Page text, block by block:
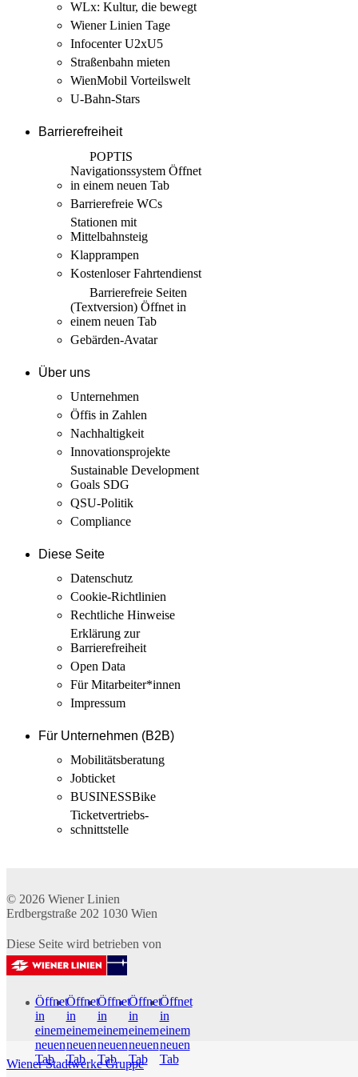
WLx: Kultur, die bewegt
Wiener Linien Tage
Infocenter U2xU5
Straßenbahn mieten
WienMobil Vorteilswelt
U-Bahn-Stars
Barrierefreiheit
POPTIS
Navigationssystem Öffnet
in einem neuen Tab
Barrierefreie WCs
Stationen mit
Mittelbahnsteig
Klapprampen
Kostenloser Fahrtendienst
Barrierefreie Seiten
(Textversion) Öffnet in
einem neuen Tab
Gebärden-Avatar
Über uns
Unternehmen
Öffis in Zahlen
Nachhaltigkeit
Innovations­projekte
Sustainable Development
Goals SDG
QSU-Politik
Compliance
Diese Seite
Datenschutz
Cookie-Richtlinien
Rechtliche Hinweise
Erklärung zur
Barrierefreiheit
Open Data
Für Mitarbeiter­*innen
Impressum
Für Unternehmen (B2B)
Mobilitäts­beratung
Jobticket
BUSINESSBike
Ticketvertriebs­
schnittstelle
© 2026 Wiener Linien
Erdbergstraße 202 1030 Wien
Diese Seite wird betrieben von
Öffnet
in
einem
neuen
Tab
Öffnet
in
einem
neuen
Tab
Öffnet
in
einem
neuen
Tab
Öffnet
in
einem
neuen
Tab
Öffnet
in
einem
neuen
Tab
Wiener Stadtwerke Gruppe